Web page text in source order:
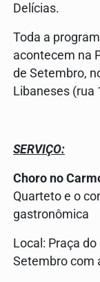
Delícias.
Toda a
acontecem na
de Setembro,
Libaneses (rua
SERVIÇO:
Choro no
Quarteto e o
gastronômica
Local: Praça
Setembro com